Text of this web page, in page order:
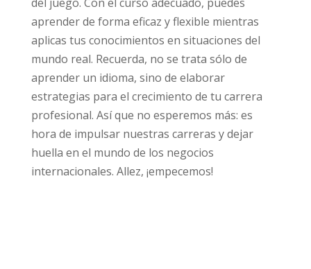
aprender de forma eficaz y flexible mientras
aplicas tus conocimientos en situaciones del
mundo real. Recuerda, no se trata sólo de
aprender un idioma, sino de elaborar
estrategias para el crecimiento de tu carrera
profesional. Así que no esperemos más: es
hora de impulsar nuestras carreras y dejar
huella en el mundo de los negocios
internacionales. Allez, ¡empecemos!